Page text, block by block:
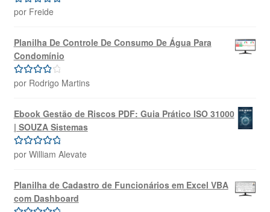
Avaliação5
por Freide
Planilha De Controle De Consumo De Água Para
Condomínio
Avaliação
por Rodrigo Martins
Ebook Gestão de Riscos PDF: Guia Prático ISO 31000
| SOUZA Sistemas
Avaliação5
por William Alevate
Planilha de Cadastro de Funcionários em Excel VBA
com Dashboard